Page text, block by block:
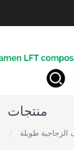
منتجات
الزجاجية طويلة